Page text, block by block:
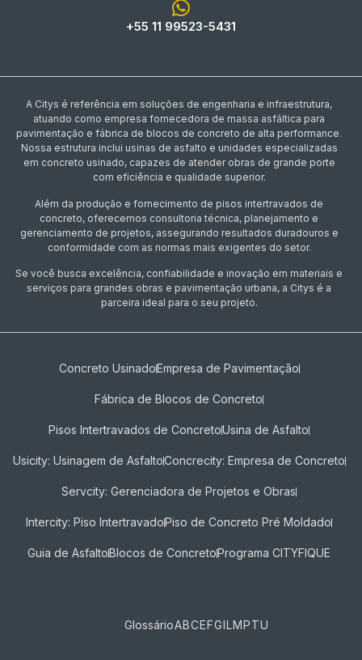
+55 11 99523-5431
A Citys é referência em soluções de engenharia e infraestrutura,
atuando como empresa fornecedora de massa asfáltica para
pavimentação e fábrica de blocos de concreto de alta performance.
Nossa estrutura inclui usinas de asfalto e unidades especializadas
em concreto usinado, capazes de atender obras de grande porte
com eficiência e qualidade superior.
Além da produção e fornecimento de pisos intertravados de
concreto, oferecemos consultoria técnica, planejamento e
gerenciamento de projetos, assegurando resultados duradouros e
conformidade com as normas mais exigentes do setor.
Se você busca excelência, confiabilidade e inovação em materiais e
serviços para grandes obras e pavimentação urbana, a Citys é a
parceira ideal para o seu projeto.
Concreto UsinadoEmpresa de Pavimentação
Fábrica de Blocos de Concreto
Pisos Intertravados de Concreto​Usina de Asfalto
Usicity: Usinagem de AsfaltoConcrecity: Empresa de Concreto
Servcity: Gerenciadora de Projetos e Obras
Intercity: Piso Intertravado Piso de Concreto Pré Moldado
Guia de Asfalto Blocos de Concreto Programa CITYFIQUE
GlossárioABCEFGI LMPTU